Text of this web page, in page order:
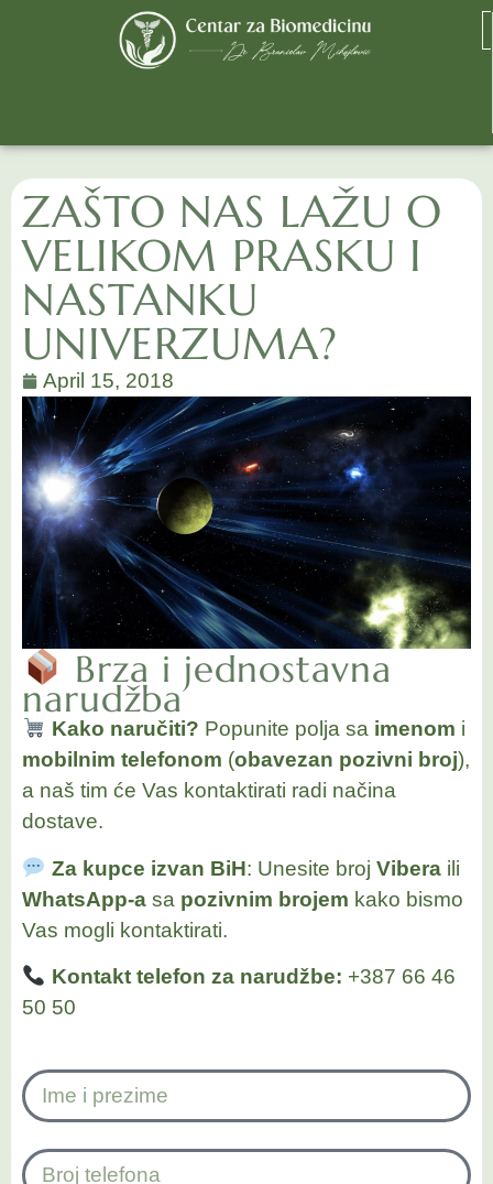
ZAŠTO NAS LAŽU O
VELIKOM PRASKU I
NASTANKU
UNIVERZUMA?
April 15, 2018
Brza i jednostavna
narudžba
Kako naručiti? Popunite polja sa imenom i
mobilnim telefonom (obavezan pozivni broj),
a naš tim će Vas kontaktirati radi načina
dostave.
Za kupce izvan BiH: Unesite broj Viberaili
WhatsApp-a sa pozivnim brojem kako bismo
Vas mogli kontaktirati.
Kontakt telefon za narudžbe: +387 66 46
50 50